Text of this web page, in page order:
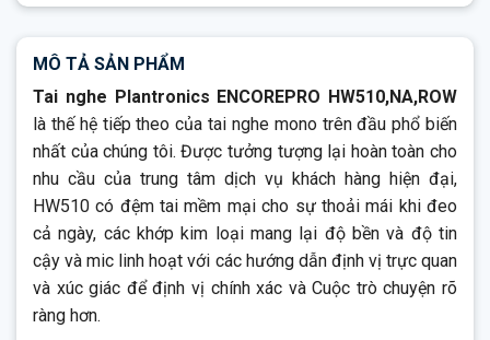
chúng tôi đến với bạn Cho dù bạn làm việc trong một văn
phòng bận rộn hay trung tâm dịch vụ khách hàng, số tiền đặt
cược rất cao với mỗi cuộc gọi. Giới thiệu loạt tai nghe
Plantronics EncorePro 500 – được thiết kế để mang đến cho
nhóm của bạn chất lượng, sức mạnh và sự tự tin để thực hiện
– mọi lúc. Mỗi trong số ba thiết kế sáng tạo trong sê-ri đều kết
hợp sự thoải mái cả ngày, công nghệ chống ồn vượt trội và độ
tin cậy lâu dài. Nó có một chiến thắng cùng với hiệu suất thế hệ
tiếp theo cho te am và khách hàng của bạn.
MÔ TẢ SẢN PHẨM
Tai nghe Plantronics ENCOREPRO HW510,NA,ROW
là thế hệ tiếp theo của tai nghe mono trên đầu phổ biến
nhất của chúng tôi. Được tưởng tượng lại hoàn toàn cho
nhu cầu của trung tâm dịch vụ khách hàng hiện đại,
HW510 có đệm tai mềm mại cho sự thoải mái khi đeo
cả ngày, các khớp kim loại mang lại độ bền và độ tin
cậy và mic linh hoạt với các hướng dẫn định vị trực quan
và xúc giác để định vị chính xác và Cuộc trò chuyện rõ
ràng hơn.